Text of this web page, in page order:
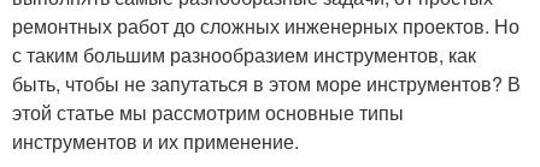
ремонтных работ до сложных инженерных проектов. Но
с таким большим разнообразием инструментов, как
быть, чтобы не запутаться в этом море инструментов? В
этой статье мы рассмотрим основные типы
инструментов и их применение.